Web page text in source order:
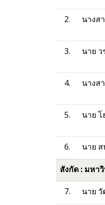
2.
นางส
3.
นาย
4.
นางส
5.
นาย
6.
นาย
สังกัด : มหา
7. นาย